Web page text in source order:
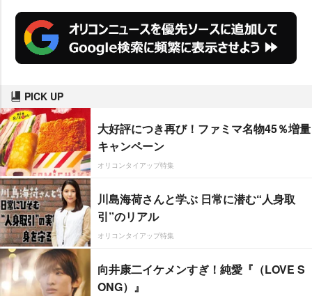
PICK UP
大好評につき再び！ファミマ名物45％増量
キャンペーン
オリコンタイアップ特集
川島海荷さんと学ぶ 日常に潜む“人身取
引”のリアル
オリコンタイアップ特集
向井康二イケメンすぎ！純愛『（LOVE S
ONG）』